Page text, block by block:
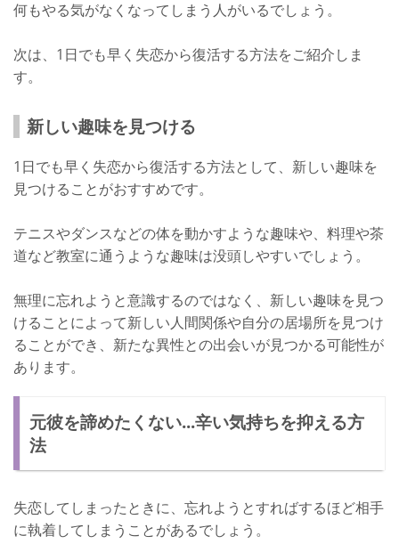
何もやる気がなくなってしまう人がいるでしょう。
次は、1日でも早く失恋から復活する方法をご紹介しま
す。
新しい趣味を見つける
1日でも早く失恋から復活する方法として、新しい趣味を
見つけることがおすすめです。
テニスやダンスなどの体を動かすような趣味や、料理や茶
道など教室に通うような趣味は没頭しやすいでしょう。
無理に忘れようと意識するのではなく、新しい趣味を見つ
けることによって新しい人間関係や自分の居場所を見つけ
ることができ、新たな異性との出会いが見つかる可能性が
あります。
元彼を諦めたくない...辛い気持ちを抑える方
法
失恋してしまったときに、忘れようとすればするほど相手
に執着してしまうことがあるでしょう。